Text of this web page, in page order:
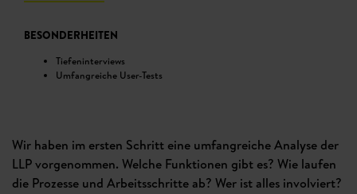
BESONDERHEITEN
Tiefeninterviews
Umfangreiche User-Tests
Wir haben im ersten Schritt eine umfangreiche Analyse der
LLP vorgenommen. Welche Funktionen gibt es? Wie laufen
die Prozesse und Arbeitsschritte ab? Wer ist alles involviert?